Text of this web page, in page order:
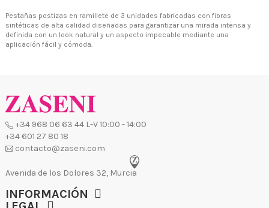
Pestañas postizas en ramillete de 3 unidades fabricadas con fibras
sintéticas de alta calidad diseñadas para garantizar una mirada intensa y
definida con un look natural y un aspecto impecable mediante una
aplicación fácil y cómoda.
+34 601 27 80 18
contacto@zaseni.com
Avenida de los Dolores 32, Murcia
INFORMACIÓN